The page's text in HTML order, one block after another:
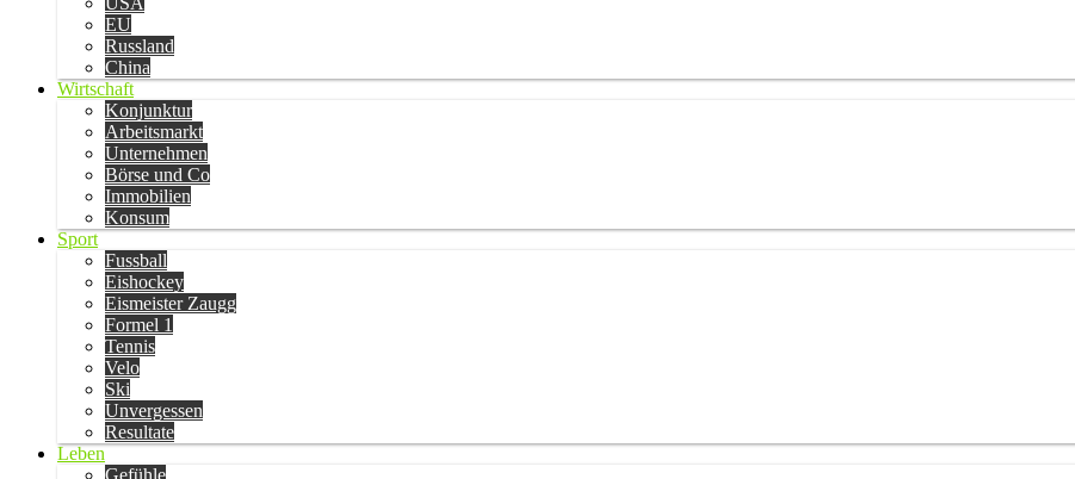
EU
Russland
China
Wirtschaft
Konjunktur
Arbeitsmarkt
Unternehmen
Börse und Co
Immobilien
Konsum
Sport
Fussball
Eishockey
Eismeister Zaugg
Formel 1
Tennis
Velo
Ski
Unvergessen
Resultate
Leben
Gefühle